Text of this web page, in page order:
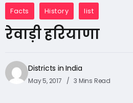
Facts History list
रेवाड़ी हरियाणा
Districts in India
May 5, 2017 3 Mins Read